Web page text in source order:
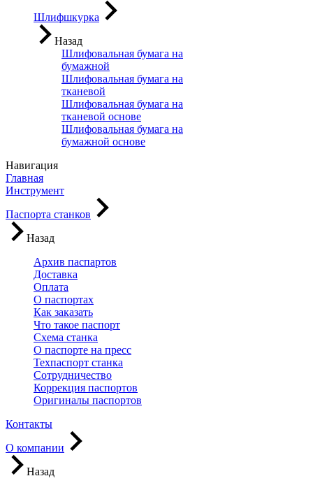
Шлифшкурка
Назад
Шлифовальная бумага на
бумажной
Шлифовальная бумага на
тканевой
Шлифовальная бумага на
тканевой основе
Шлифовальная бумага на
бумажной основе
Навигация
Главная
Инструмент
Паспорта станков
Назад
Архив паспартов
Доставка
Оплата
О паспортах
Как заказать
Что такое паспорт
Схема станка
О паспорте на пресс
Техпаспорт станка
Сотрудничество
Коррекция паспортов
Оригиналы паспортов
Контакты
О компании
Назад